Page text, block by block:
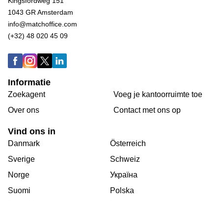
1043 GR Amsterdam
info@matchoffice.com
(+32) 48 020 45 09
Informatie
Zoekagent
Over ons
Voeg je kantoorruimte toe
Сontact met ons op
Vind ons in
Danmark
Sverige
Norge
Suomi
Österreich
Schweiz
Україна
Polska